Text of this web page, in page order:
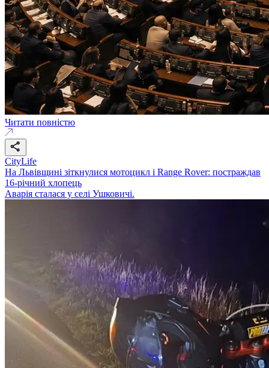
Читати повністю
CityLife
На Львівщині зіткнулися мотоцикл і Range Rover: постраждав
16-річний хлопець
Аварія сталася у селі Ушковичі.